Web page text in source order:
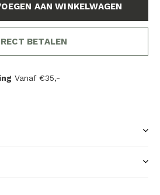
AAN WINKELWAGEN
BETALEN
Vanaf €35,-